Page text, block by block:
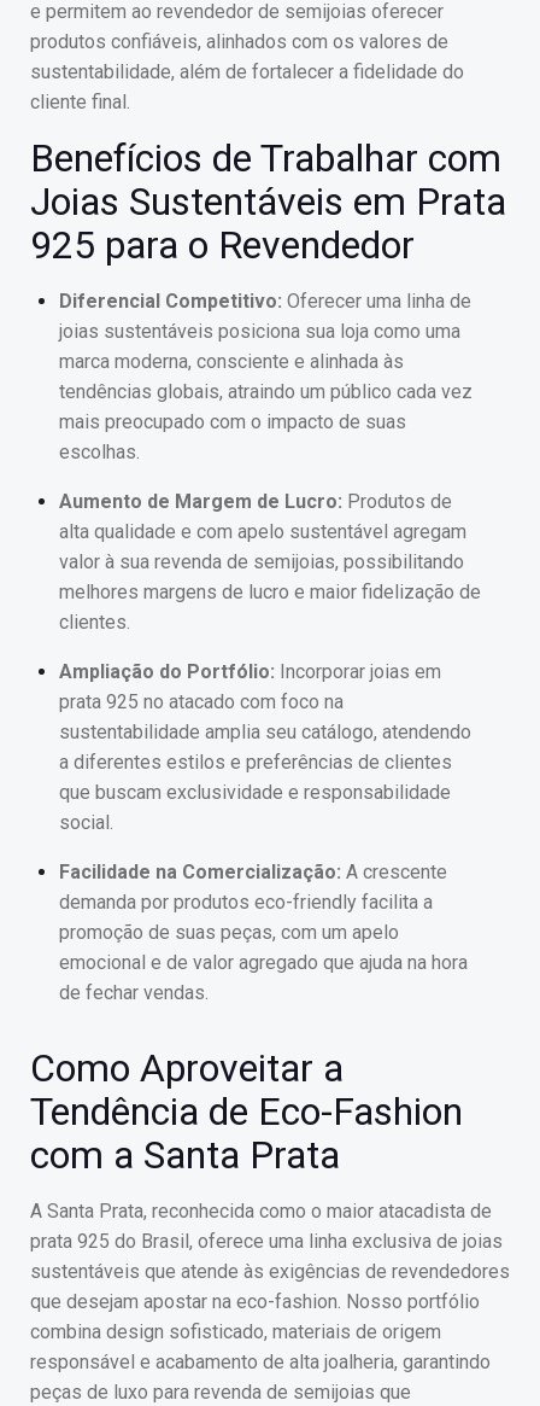
e permitem ao revendedor de semijoias oferecer
produtos confiáveis, alinhados com os valores de
sustentabilidade, além de fortalecer a fidelidade do
cliente final.
Benefícios de Trabalhar com
Joias Sustentáveis em Prata
925 para o Revendedor
Diferencial Competitivo: Oferecer uma linha de
joias sustentáveis posiciona sua loja como uma
marca moderna, consciente e alinhada às
tendências globais, atraindo um público cada vez
mais preocupado com o impacto de suas
escolhas.
Aumento de Margem de Lucro: Produtos de
alta qualidade e com apelo sustentável agregam
valor à sua revenda de semijoias, possibilitando
melhores margens de lucro e maior fidelização de
clientes.
Ampliação do Portfólio: Incorporar joias em
prata 925 no atacado com foco na
sustentabilidade amplia seu catálogo, atendendo
a diferentes estilos e preferências de clientes
que buscam exclusividade e responsabilidade
social.
Facilidade na Comercialização: A crescente
demanda por produtos eco-friendly facilita a
promoção de suas peças, com um apelo
emocional e de valor agregado que ajuda na hora
de fechar vendas.
Como Aproveitar a
Tendência de Eco-Fashion
com a Santa Prata
A Santa Prata, reconhecida como o maior atacadista de
prata 925 do Brasil, oferece uma linha exclusiva de joias
sustentáveis que atende às exigências de revendedores
que desejam apostar na eco-fashion. Nosso portfólio
combina design sofisticado, materiais de origem
responsável e acabamento de alta joalheria, garantindo
peças de luxo para revenda de semijoias que